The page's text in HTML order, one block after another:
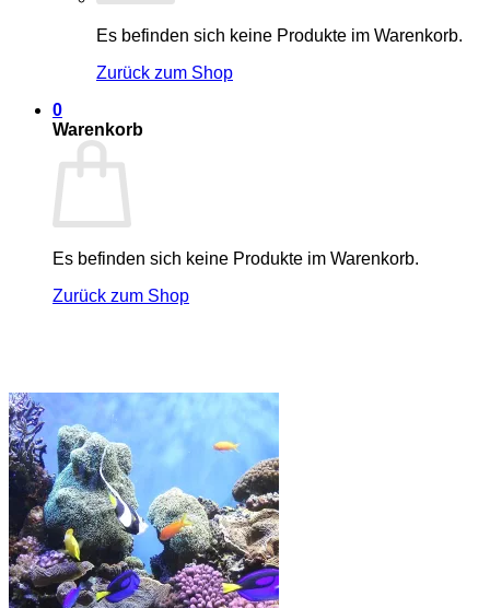
Es befinden sich keine Produkte im Warenkorb.
Zurück zum Shop
0
Warenkorb
Es befinden sich keine Produkte im Warenkorb.
Zurück zum Shop